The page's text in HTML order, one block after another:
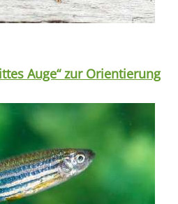
Auge“ zur Orientierung